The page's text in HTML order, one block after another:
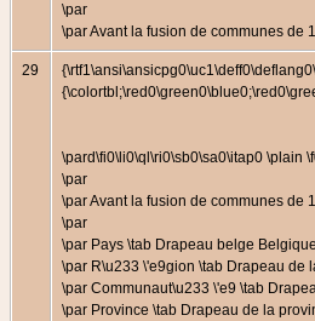
\par
\par Avant la fusion de communes
29
\pard\fi0\li0\ql\ri0\sb0\sa0\itap0 \plain
\par
\par Avant la fusion de communes de
\par
\par Pays \tab Drapeau belge Belgique
\par R\u233 \'e9gion \tab Drapeau
\par Communaut\u233 \'e9 \tab
\par Province \tab Drapeau de la